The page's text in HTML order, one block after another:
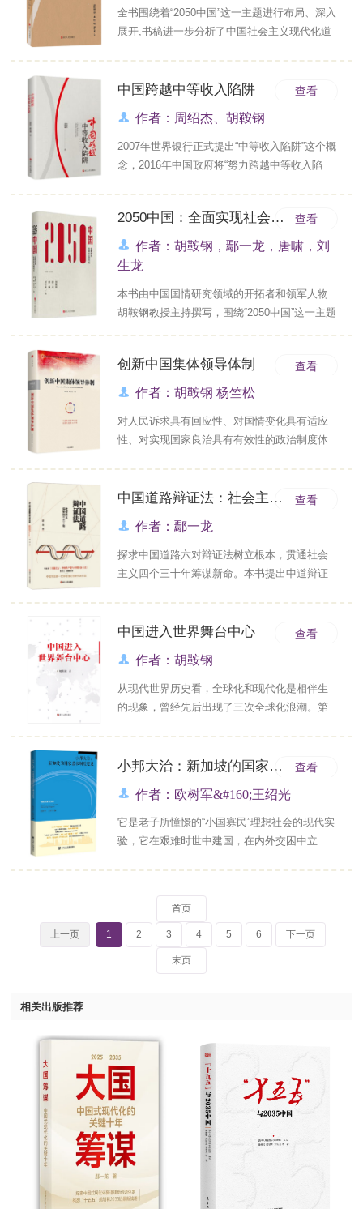
新农村、中国社会主......
全书围绕着“2050中国”这一主题进行布局、深入
展开,书稿进一步分析了中国社会主义现代化道
级阶段的总依据。同时，根据党的十九大报
望2035年基本实现社会主义现代化的总目标以
及分目......
中国跨越中等收入陷阱 查看
作者：周绍杰、胡鞍钢
2007年世界银行正式提出“中等收入陷阱”这个概
念，2016年中国政府将“努力跨越中等收入陷
越中等收入陷阱？有什么途径、采取什么措
施？这既是一个理论问题，更是一个实践问
题。周绍杰、胡鞍钢著的《中国跨越中等收入
2050中国：全面实现社会主义现代化 查看
作者：胡鞍钢，鄢一龙，唐啸，刘
生龙
本书由中国国情研究领域的开拓者和领军人物
胡鞍钢教授主持撰写，围绕“2050中国”这一主题
出2050年全面实现社会主义现代化的总目标及
战略步骤。全书共分六章：第一章，中国社会
面现代......
创新中国集体领导体制 查看
作者：胡鞍钢 杨竺松
对人民诉求具有回应性、对国情变化具有适应
性、对实现国家良治具有有效性的政治制度体
进人类福祉具有重大现实意义，也是我们多年
政治发展道路开展持续研究的动力之一。本书
基于中共十八大以来党中......
中国道路辩证法：社会主义探索四个三十年 查看
作者：鄢一龙
探求中国道路六对辩证法树立根本，贯通社会
主义四个三十年筹谋新命。本书提出中道辩证
筹六对辩证法与贯通四个三十年。面向新的三
设的成套构想，提出了组建党的群众工作委员
会、实施“新鸟笼经济”......
中国进入世界舞台中心 查看
作者：胡鞍钢
从现代世界历史看，全球化和现代化是相伴生
的现象，曾经先后出现了三次全球化浪潮。第
济发展的第一个黄金时期。根据安格斯&#183;
为2.1%，商品出口增长率达到3.4%，高于经
济......
小邦大治：新加坡的国家基本制度建设 查看
作者：欧树军&#160;王绍光
它是老子所憧憬的“小国寡民”理想社会的现代实
验，它在艰难时世中建国，在内外交困中立
实现了“大治”，它做对了什么？《大道之行》作
者欧树军联合《民主四讲》作者王绍光，历时
八年的倾心之作，讲述不同以往的新加坡故
事。&#160;......
首页
上一页 1 2 3 4 5 6 下一页
末页
相关出版推荐